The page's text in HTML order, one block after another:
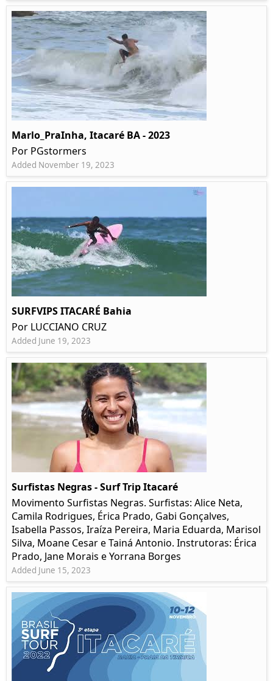
Marlo_PraInha, Itacaré BA - 2023
Por PGstormers
Added November 19, 2023
SURFVIPS ITACARÉ Bahia
Por LUCCIANO CRUZ
Added June 19, 2023
Surfistas Negras - Surf Trip Itacaré
Movimento Surfistas Negras. Surfistas: Alice Neta,
Camila Rodrigues, Érica Prado, Gabi Gonçalves,
Isabella Passos, Iraíza Pereira, Maria Eduarda, Marisol
Silva, Moane Cesar e Tainá Antonio. Instrutoras: Érica
Prado, Jane Morais e Yorrana Borges
Added June 15, 2023